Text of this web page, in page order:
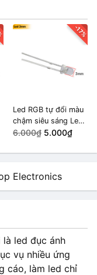
-17%
Led RGB tự đổi màu
chậm siêu sáng Led
3mm (10 led)
6.000₫ 5.000₫
led đục ánh
vụ nhiều ứng
cáo, làm led chỉ